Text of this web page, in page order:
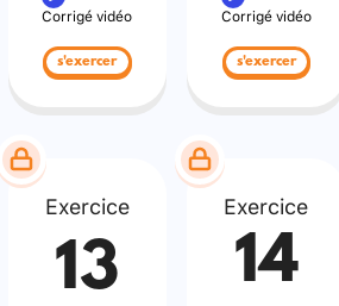
Corrigé vidéo
s'exercer
Corrigé vidéo
s'exercer
Exercice
13
Exercice
14